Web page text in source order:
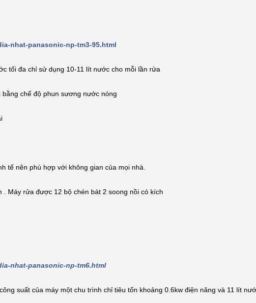
nhat-panasonic-np-tm3-95.html
tối đa chỉ sử dụng 10-11 lít nước cho mỗi lần rửa
chế độ phun sương nước nóng
tế nên phù hợp với không gian của mọi nhà.
Máy rửa được 12 bộ chén bát 2 soong nồi có kích
nhat-panasonic-np-tm6.html
suất của máy một chu trình chỉ tiêu tốn khoảng 0.6kw điện năng và 11 lít